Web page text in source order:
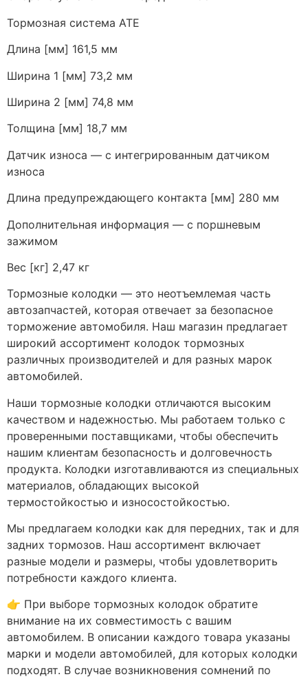
Тормозная система ATE
Длина [мм] 161,5 мм
Ширина 1 [мм] 73,2 мм
Ширина 2 [мм] 74,8 мм
Толщина [мм] 18,7 мм
Датчик износа — с интегрированным датчиком
износа
Длина предупреждающего контакта [мм] 280 мм
Дополнительная информация — с поршневым
зажимом
Вес [кг] 2,47 кг
Тормозные колодки — это неотъемлемая часть
автозапчастей, которая отвечает за безопасное
торможение автомобиля. Наш магазин предлагает
широкий ассортимент колодок тормозных
различных производителей и для разных марок
автомобилей.
Наши тормозные колодки отличаются высоким
качеством и надежностью. Мы работаем только с
проверенными поставщиками, чтобы обеспечить
нашим клиентам безопасность и долговечность
продукта. Колодки изготавливаются из специальных
материалов, обладающих высокой
термостойкостью и износостойкостью.
Мы предлагаем колодки как для передних, так и для
задних тормозов. Наш ассортимент включает
разные модели и размеры, чтобы удовлетворить
потребности каждого клиента.
👉 При выборе тормозных колодок обратите
внимание на их совместимость с вашим
автомобилем. В описании каждого товара указаны
марки и модели автомобилей, для которых колодки
подходят. В случае возникновения сомнений по